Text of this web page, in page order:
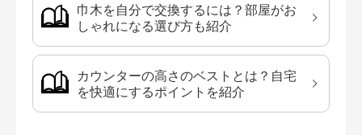
巾木を自分で交換するには？部屋がお
しゃれになる選び方も紹介
カウンターの高さのベストとは？自宅
を快適にするポイントを紹介